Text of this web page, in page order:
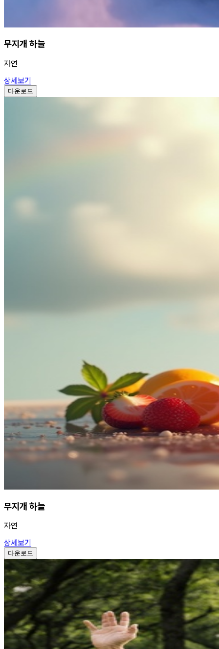
무지개 하늘
자연
상세보기
다운로드
무지개 하늘
자연
상세보기
다운로드